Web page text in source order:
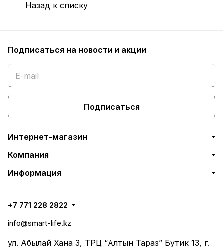
Назад к списку
Подписаться на новости и акции
Подписаться
Интернет-магазин
Компания
Информация
+7 771 228 2822
info@smart-life.kz
ул. Абылай Хана 3, ТРЦ “Алтын Тараз” Бутик 13, г.